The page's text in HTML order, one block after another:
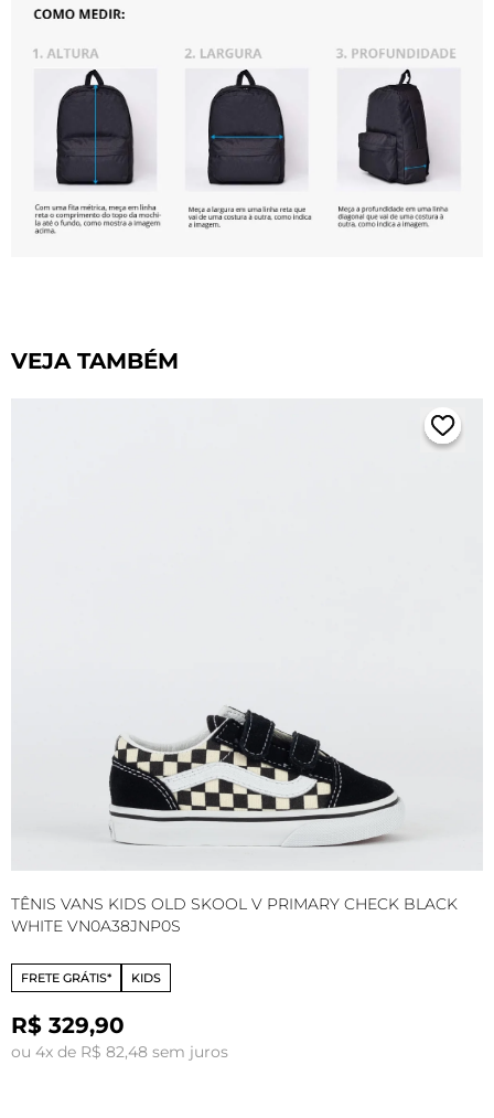
VEJA TAMBÉM
TÊNIS VANS KIDS OLD SKOOL V PRIMARY CHECK BLACK
WHITE VN0A38JNP0S
FRETE GRÁTIS* KIDS
R$ 329,90
ou 4x de R$ 82,48 sem juros